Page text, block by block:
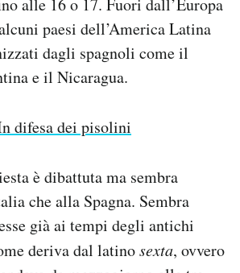
paesi dell’America Latina
dagli spagnoli come il
e il Nicaragua.
difesa dei pisolini
è dibattuta ma sembra
che alla Spagna. Sembra
già ai tempi degli antichi
deriva dal latinosexta, ovvero